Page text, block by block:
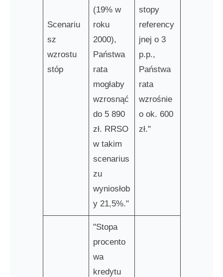
Scenariu
sz
wzrostu
stóp
(19% w
roku
2000),
Państwa
rata
mogłaby
wzrosnąć
do 5 890
zł. RRSO
w takim
scenarius
zu
wyniosłob
y 21,5%."
stopy
referency
jnej o 3
p.p.,
Państwa
rata
wzrośnie
o ok. 600
zł."
"Stopa
procento
wa
kredytu